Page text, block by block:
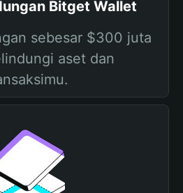
Bitget Wallet
sebesar $300 juta
aset dan